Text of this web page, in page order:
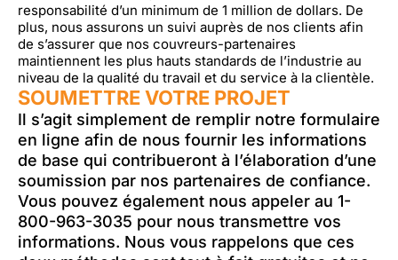
responsabilité d’un minimum de 1 million de dollars. De
plus, nous assurons un suivi auprès de nos clients afin
de s’assurer que nos couvreurs-partenaires
maintiennent les plus hauts standards de l’industrie au
niveau de la qualité du travail et du service à la clientèle.
SOUMETTRE VOTRE PROJET
Il s’agit simplement de remplir notre formulaire
en ligne afin de nous fournir les informations
de base qui contribueront à l’élaboration d’une
soumission par nos partenaires de confiance.
Vous pouvez également nous appeler au 1-
800-963-3035 pour nous transmettre vos
informations. Nous vous rappelons que ces